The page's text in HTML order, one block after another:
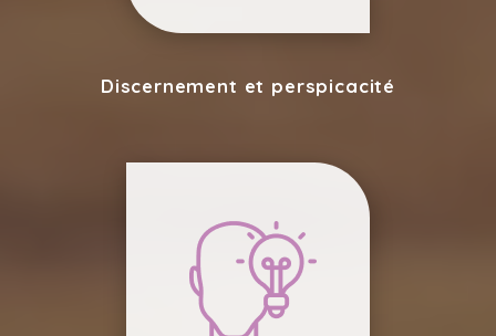
Discernement et perspicacité